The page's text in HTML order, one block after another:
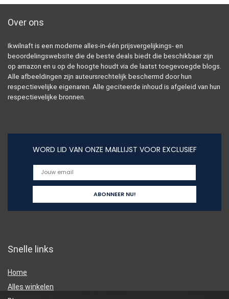
Over ons
Ikwilnaft is een moderne alles-in-één prijsvergelijkings- en
beoordelingswebsite die de beste deals biedt die beschikbaar zijn
op amazon en u op de hoogte houdt via de laatst toegevoegde blogs.
Alle afbeeldingen zijn auteursrechtelijk beschermd door hun
respectievelijke eigenaren. Alle geciteerde inhoud is afgeleid van hun
respectievelijke bronnen.
WORD LID VAN ONZE MAILLIJST VOOR EXCLUSIEF
Snelle links
Home
Alles winkelen